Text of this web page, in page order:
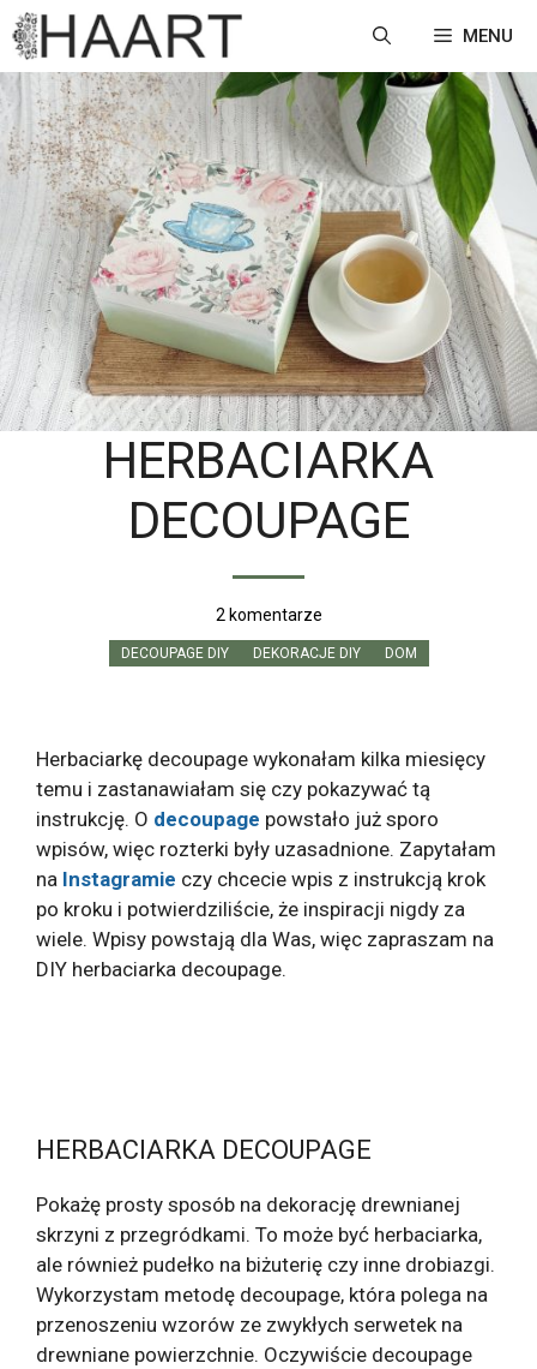
Przejdź
do
treści
MENU
HERBACIARKA
DECOUPAGE
2 komentarze
DECOUPAGE DIY DEKORACJE DIY DOM
Herbaciarkę decoupage wykonałam kilka miesięcy
temu i zastanawiałam się czy pokazywać tą
instrukcję. O decoupage powstało już sporo
wpisów, więc rozterki były uzasadnione. Zapytałam
na Instagramie czy chcecie wpis z instrukcją krok
po kroku i potwierdziliście, że inspiracji nigdy za
wiele. Wpisy powstają dla Was, więc zapraszam na
DIY herbaciarka decoupage.
HERBACIARKA DECOUPAGE
Pokażę prosty sposób na dekorację drewnianej
skrzyni z przegródkami. To może być herbaciarka,
ale również pudełko na biżuterię czy inne drobiazgi.
Wykorzystam metodę decoupage, która polega na
przenoszeniu wzorów ze zwykłych serwetek na
drewniane powierzchnie. Oczywiście decoupage